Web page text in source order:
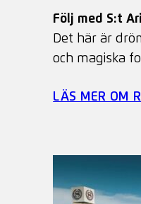
Följ med S:t
Det här är
och magiska
LÄS MER OM